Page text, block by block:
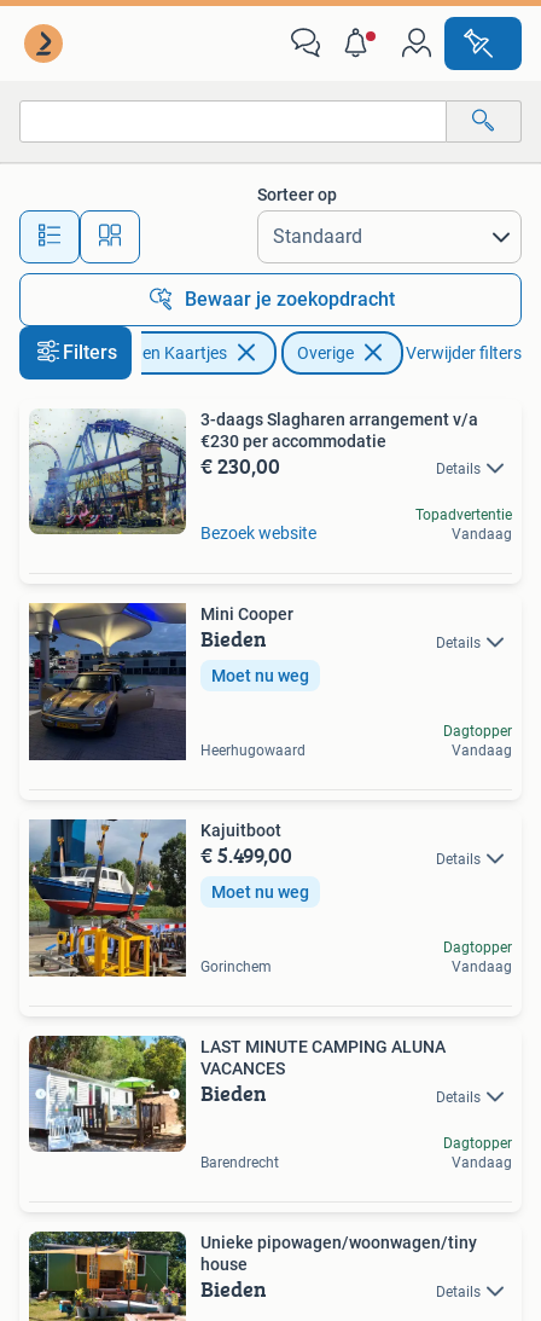
Alle afstanden…
Sorteer op
Bewaar je zoekopdracht
Filters
Tickets en Kaartjes Overige Verwijder filters
3-daags Slagharen arrangement v/a
€230 per accommodatie
€ 230,00 Details
Bezoek website
Topadvertentie
Vandaag
Mini Cooper
Bieden Details
Moet nu weg
Heerhugowaard
Dagtopper
Vandaag
Kajuitboot
€ 5.499,00 Details
Moet nu weg
Gorinchem
Dagtopper
Vandaag
LAST MINUTE CAMPING ALUNA
VACANCES
Bieden Details
Barendrecht
Dagtopper
Vandaag
Unieke pipowagen/woonwagen/tiny
house
Bieden Details